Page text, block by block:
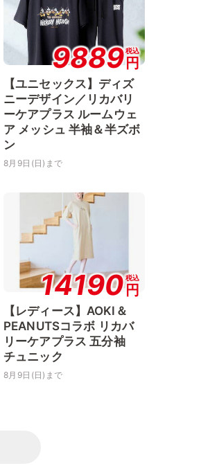
9889税込
円
【ユニセックス】ディズ
ニーデザイン／リカバリ
ーケアプラス ルームウェ
ア メッシュ 半袖＆半ズボ
ン
8月9日(日)まで
14190税込
円
【レディース】AOKI＆
PEANUTSコラボ リカバ
リーケアプラス 五分袖
チュニック
8月9日(日)まで